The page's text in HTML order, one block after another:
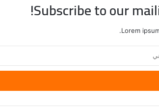
Subscribe to our
Lorem